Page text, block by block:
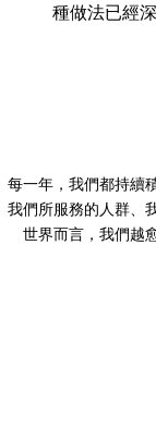
種做法已經
每一年，我們都持續
我們所服務的人群、
世界而言，我們越